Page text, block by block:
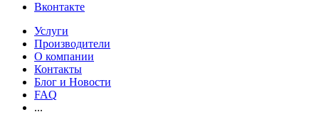
Вконтакте
Услуги
Производители
О компании
Контакты
Блог и Новости
FAQ
...